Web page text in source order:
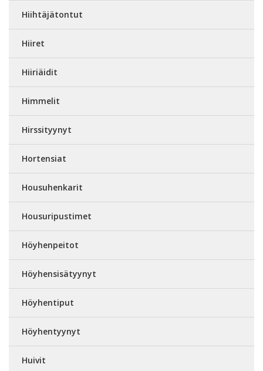
Hiihtäjätontut
Hiiret
Hiiriäidit
Himmelit
Hirssityynyt
Hortensiat
Housuhenkarit
Housuripustimet
Höyhenpeitot
Höyhensisätyynyt
Höyhentiput
Höyhentyynyt
Huivit